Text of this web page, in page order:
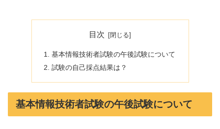
目次
基本情報技術者試験の午後試験について
試験の自己採点結果は？
基本情報技術者試験の午後試験について